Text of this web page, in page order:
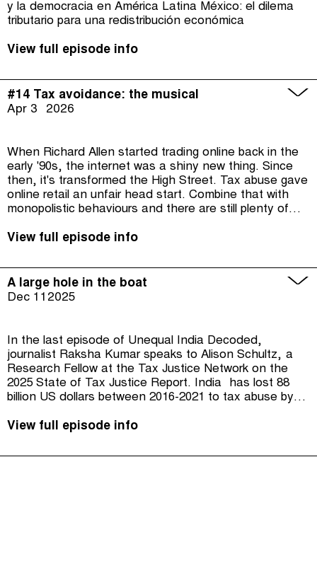
y la democracia en América Latina México: el dilema
tributario para una redistribución económica
View full episode info
Apr 3 2026
#14 Tax avoidance: the musical
When Richard Allen started trading online back in the
early '90s, the internet was a shiny new thing. Since
then, it's transformed the High Street. Tax abuse gave
online retail an unfair head start. Combine that with
monopolistic behaviours and there are still plenty of
we learn from Richard's fight?
View full episode info
Dec 11 2025
A large hole in the boat
In the last episode of Unequal India Decoded,
journalist Raksha Kumar speaks to Alison Schultz, a
Research Fellow at the Tax Justice Network on the
2025 State of Tax Justice Report. India has lost 88
billion US dollars between 2016-2021 to tax abuse by
segment on colonialism, Raksha speaks to Purendra
University of Hyderabad about the history of wealth
View full episode info